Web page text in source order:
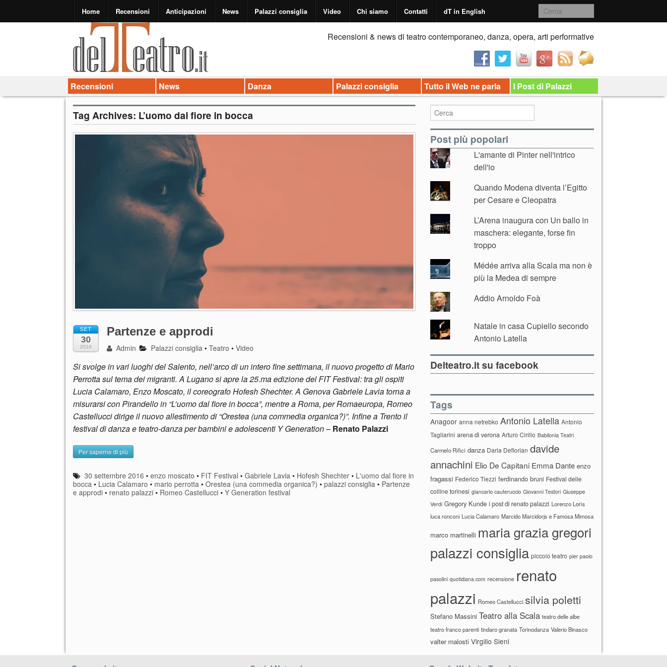
Home Recensioni Anticipazioni News Palazzi consiglia Video Chi siamo Contatti dT in English
Recensioni & news di teatro contemporaneo, danza, opera, arti performative
Recensioni News Danza Palazzi consiglia Tutto il Web ne parla I Post di Palazzi
Tag Archives: L’uomo dal fiore in bocca
SET
30
2016
Partenze e approdi
Admin Palazzi consiglia •Teatro •Video
Si svolge in vari luoghi del Salento, nell’arco di un intero fine settimana, il nuovo progetto di Mario
Perrotta sul tema dei migranti. A Lugano si apre la 25.ma edizione del FIT Festival: tra gli ospiti
Lucia Calamaro, Enzo Moscato, il coreografo Hofesh Shechter. A Genova Gabriele Lavia torna a
misurarsi con Pirandello in “L’uomo dal fiore in bocca”, mentre a Roma, per Romaeuropa, Romeo
Castellucci dirige il nuovo allestimento di “Orestea (una commedia organica?)”. Infine a Trento il
festival di danza e teatro-danza per bambini e adolescenti Y Generation– Renato Palazzi
Per saperne di più
30 settembre 2016 •enzo moscato • FIT Festival •Gabriele Lavia • Hofesh Shechter • L'uomo dal fiore in
bocca • Lucia Calamaro • mario perrotta • Orestea (una commedia organica?) • palazzi consiglia • Partenze
e approdi • renato palazzi • Romeo Castellucci • Y Generation festival
Post più popolari
L'amante di Pinter nell'intrico
dell'io
Quando Modena diventa l’Egitto
per Cesare e Cleopatra
L’Arena inaugura con Un ballo in
maschera: elegante, forse fin
troppo
Médée arriva alla Scala ma non è
più la Medea di sempre
Addio Arnoldo Foà
Natale in casa Cupiello secondo
Antonio Latella
Delteatro.it su facebook
Tags
Anagoor anna netrebko Antonio Latella Antonio
Tagliarini arena di verona Arturo Cirillo Babilonia Teatri
Carmelo Rifici danza Daria Deflorian davide
annachini Elio De Capitani Emma Dante enzo
fragassi Federico Tiezzi ferdinando bruni Festival delle
colline torinesi giancarlo cauteruccio Giovanni Testori Giuseppe
Verdi Gregory Kunde i post di renato palazzi Lorenzo Loris
luca ronconi Lucia Calamaro Marcido Marcidorjs e Famosa Mimosa
marco martinelli maria grazia gregori
palazzi consiglia piccolo teatro pier paolo
pasolini quotidiana.com recensione renato
palazzi Romeo Castellucci silvia poletti
Stefano Massini Teatro alla Scala teatro delle albe
teatro franco parenti tindaro granata Torinodanza Valerio Binasco
valter malosti Virgilio Sieni